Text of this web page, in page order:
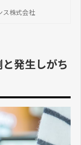
、サービスの選び方
ス株式会社
発生しがち